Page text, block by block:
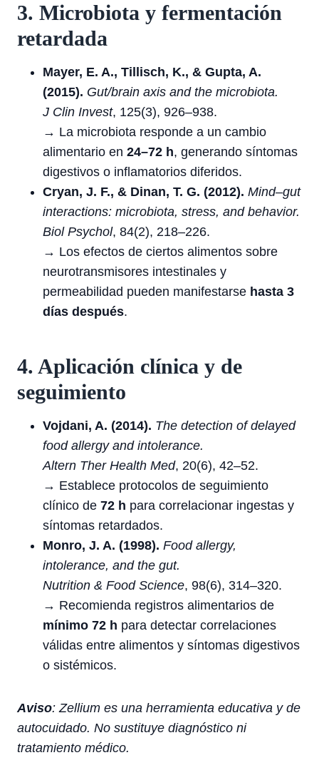
3. Microbiota y fermentación
retardada
Mayer, E. A., Tillisch, K., & Gupta, A.
(2015). Gut/brain axis and the microbiota.
J Clin Invest, 125(3), 926–938.
→ La microbiota responde a un cambio
alimentario en 24–72 h, generando síntomas
digestivos o inflamatorios diferidos.
Cryan, J. F., & Dinan, T. G. (2012). Mind–gut
interactions: microbiota, stress, and behavior.
Biol Psychol, 84(2), 218–226.
→ Los efectos de ciertos alimentos sobre
neurotransmisores intestinales y
permeabilidad pueden manifestarse hasta 3
días después.
4. Aplicación clínica y de
seguimiento
Vojdani, A. (2014). The detection of delayed
food allergy and intolerance.
Altern Ther Health Med, 20(6), 42–52.
→ Establece protocolos de seguimiento
clínico de 72 h para correlacionar ingestas y
síntomas retardados.
Monro, J. A. (1998). Food allergy,
intolerance, and the gut.
Nutrition & Food Science, 98(6), 314–320.
→ Recomienda registros alimentarios de
mínimo 72 h para detectar correlaciones
válidas entre alimentos y síntomas digestivos
o sistémicos.
Aviso: Zellium es una herramienta educativa y de
autocuidado. No sustituye diagnóstico ni
tratamiento médico.